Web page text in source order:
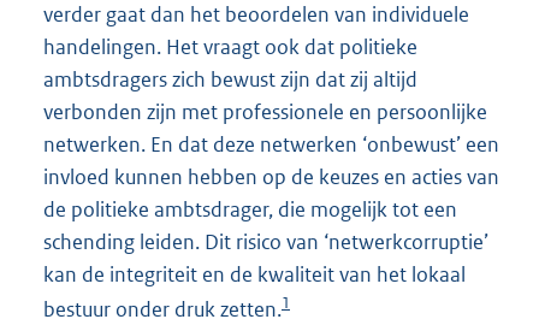
verder gaat dan het beoordelen van individuele
handelingen. Het vraagt ook dat politieke
ambtsdragers zich bewust zijn dat zij altijd
verbonden zijn met professionele en persoonlijke
netwerken. En dat deze netwerken ‘onbewust’ een
invloed kunnen hebben op de keuzes en acties van
de politieke ambtsdrager, die mogelijk tot een
schending leiden. Dit risico van ‘netwerkcorruptie’
kan de integriteit en de kwaliteit van het lokaal
bestuur onder druk zetten.1